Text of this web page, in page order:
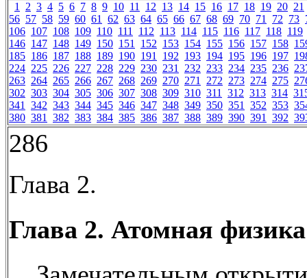
1 2 3 4 5 6 7 8 9 10 11 12 13 14 15 16 17 18 19 20 21
56 57 58 59 60 61 62 63 64 65 66 67 68 69 70 71 72 73
106 107 108 109 110 111 112 113 114 115 116 117 118 119
146 147 148 149 150 151 152 153 154 155 156 157 158
185 186 187 188 189 190 191 192 193 194 195 196 197
224 225 226 227 228 229 230 231 232 233 234 235 236
263 264 265 266 267 268 269 270 271 272 273 274 275
302 303 304 305 306 307 308 309 310 311 312 313 314
341 342 343 344 345 346 347 348 349 350 351 352 353
380 381 382 383 384 385 386 387 388 389 390 391 392
286
Глава 2.
Глава 2. Атомная физика